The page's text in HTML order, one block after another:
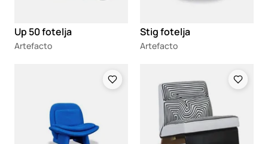
Up 50 fotelja
Artefacto
Stig fotelja
Artefacto